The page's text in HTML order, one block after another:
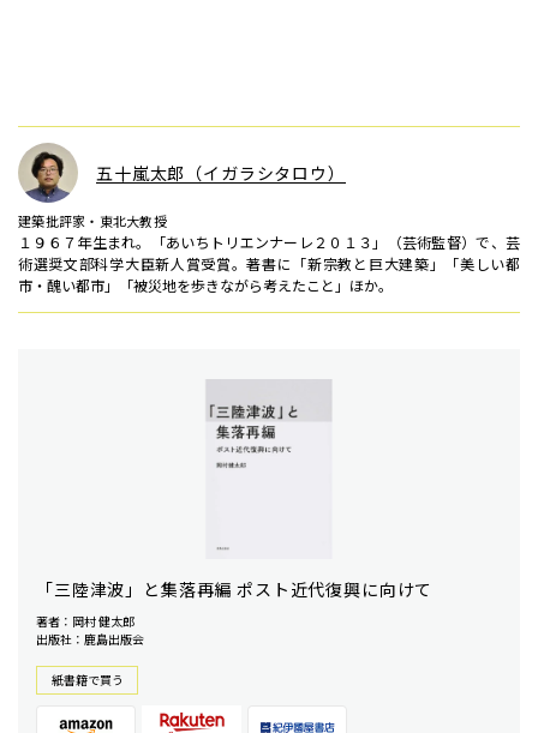
五十嵐太郎（イガラシタロウ）
建築批評家・東北大教授
１９６７年生まれ。「あいちトリエンナーレ２０１３」（芸術監督）で、芸
術選奨文部科学大臣新人賞受賞。著書に「新宗教と巨大建築」「美しい都
市・醜い都市」「被災地を歩きながら考えたこと」ほか。
「三陸津波」と集落再編 ポスト近代復興に向けて
著者：岡村 健太郎
出版社：鹿島出版会
紙書籍で買う